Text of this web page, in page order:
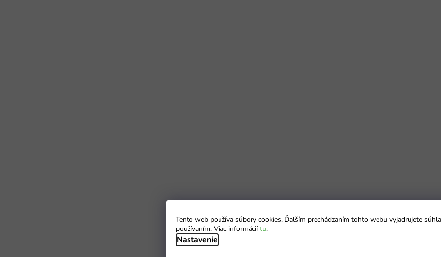
Tento web používa súbory cookies. Ďalším prechádzaním tohto webu vyjadrujete
používaním. Viac informáciítu.
Nastavenie